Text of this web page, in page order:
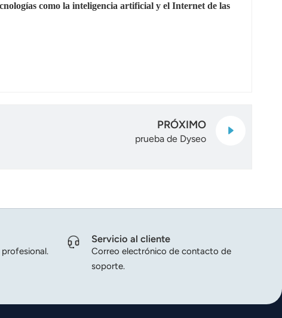
como la inteligencia artificial y el Internet de las
PRÓXIMO
prueba de Dyseo
Servicio al cliente
Correo electrónico de contacto de
soporte.